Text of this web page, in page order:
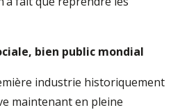
bien public mondial
industrie historiquement
maintenant en pleine